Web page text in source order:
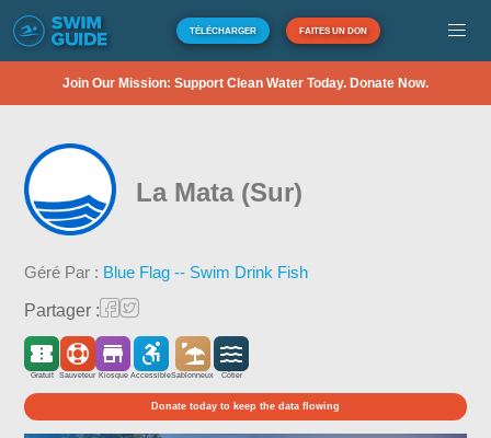
TÉLÉCHARGER FAITES UN DON
Join Our Mission: Support Clean Water Today. Donate Now.
La Mata (Sur)
Géré Par : Blue Flag -- Swim Drink Fish
Partager :
Gratuit Sauveteur Kiosque AccessibleSablonneux Côtier
Donate today to keep the data flowing